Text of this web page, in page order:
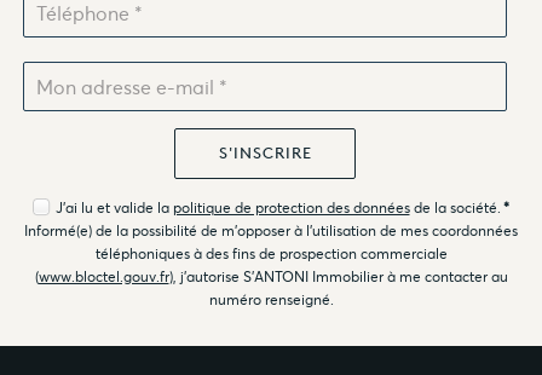
J'ai lu et valide la politique de protection des donnéesde la société. *
Informé(e) de la possibilité de m'opposer à l'utilisation de mes coordonnées
téléphoniques à des fins de prospection commerciale
(www.bloctel.gouv.fr), j'autorise S'ANTONI Immobilier à me contacter au
numéro renseigné.